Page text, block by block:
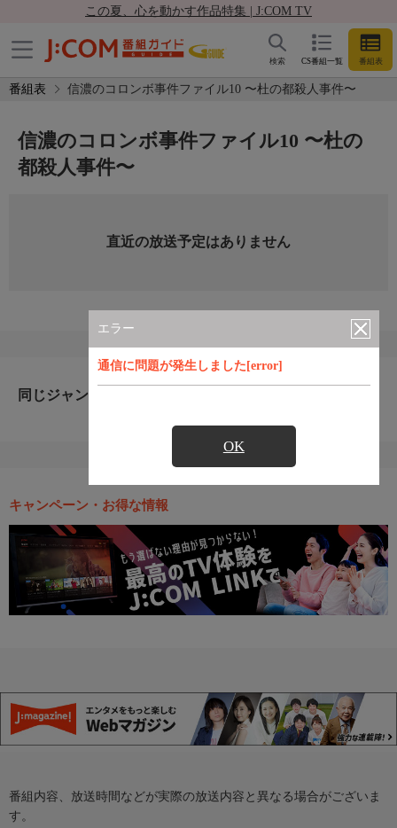
この夏、心を動かす作品特集 | J:COM TV
CS番組一覧 番組表
検索
番組表 信濃のコロンボ事件ファイル10 〜杜の都殺人事件〜
エラー
通信に問題が発生しました[error]
OK
信濃のコロンボ事件ファイル10 〜杜の
都殺人事件〜
直近の放送予定はありません
同じジャンルのおすすめ番組
キャンペーン・お得な情報
番組内容、放送時間などが実際の放送内容と異なる場合がございま
す。